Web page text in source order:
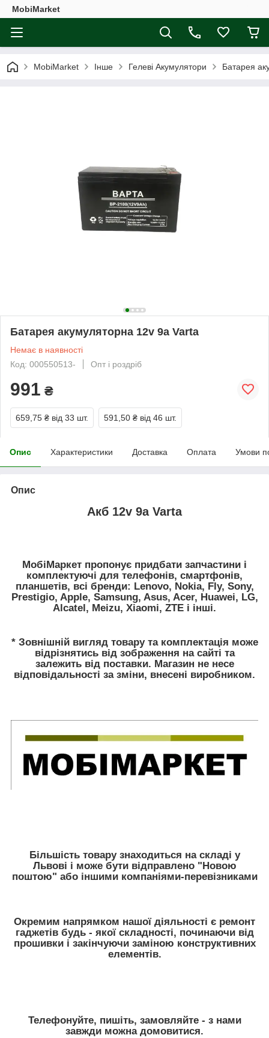
MobiMarket
MobiMarket Інше Гелеві Акумулятори Батарея
Батарея акумуляторна 12v 9a Varta
Немає в наявності
Код: 000550513-
Опт і роздріб
991 ₴
659,75 ₴ від 33 шт. 591,50 ₴ від 46 шт.
Опис Характеристики Доставка Оплата Умови
Опис
Акб 12v 9a Varta
МобіМаркет пропонує придбати запчастини і
комплектуючі для телефонів, смартфонів,
планшетів, всі бренди: Lenovo, Nokia, Fly, Sony,
Prestigio, Apple, Samsung, Asus, Acer, Huawei, LG,
Alcatel, Meizu, Xiaomi, ZTE і інші.
* Зовнішній вигляд товару та комплектація може
відрізнятись від зображення на сайті та
залежить від поставки. Магазин не несе
відповідальності за зміни, внесені виробником.
Більшість товару знаходиться на складі у
Львові і може бути відправлено "Новою
поштою" або іншими компаніями-перевізниками
Окремим напрямком нашої діяльності є ремонт
гаджетів будь - якої складності, починаючи від
прошивки і закінчуючи заміною конструктивних
елементів.
Телефонуйте, пишіть, замовляйте - з нами
завжди можна домовитися.